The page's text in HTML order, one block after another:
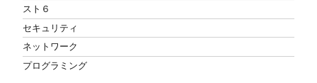
スト６
セキュリティ
ネットワーク
プログラミング